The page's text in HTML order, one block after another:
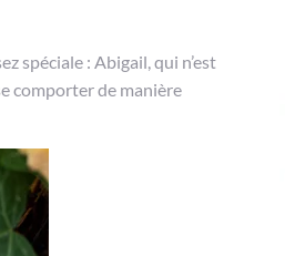
spéciale : Abigail, qui n’est
comporter de manière